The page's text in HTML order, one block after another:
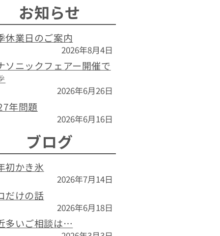
お知らせ
休業日のご案内
2026年8月4日
ソニックフェアー開催で
2026年6月26日
年問題
2026年6月16日
ブログ
初かき氷
2026年7月14日
だけの話
2026年6月18日
多いご相談は…